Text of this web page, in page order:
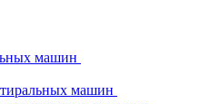
машин
машин